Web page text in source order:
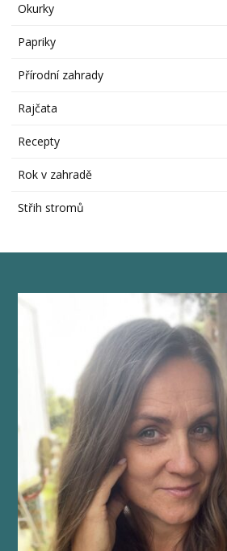
Okurky
Papriky
Přírodní zahrady
Rajčata
Recepty
Rok v zahradě
Střih stromů